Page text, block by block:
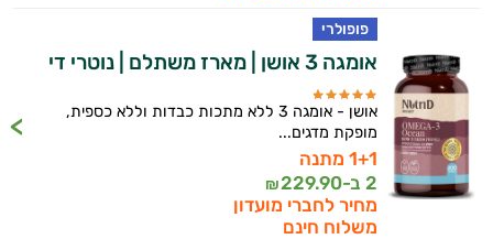
פופולרי
אומגה 3 אושן | מארז משתלם | נוטרי די
אושן - אומגה 3 ללא מתכות כבדות וללא כספית,
מופקת מדגים...
1+1 מתנה
2 ב-
229.90
₪
מחיר לחברי מועדון
משלוח חינם